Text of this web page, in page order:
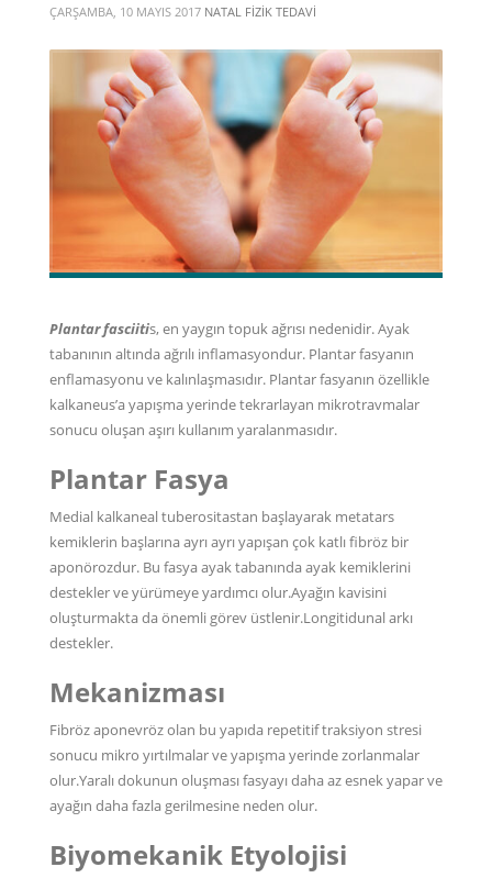
ÇARŞAMBA, 10 MAYIS 2017 NATAL FIZIK TEDAVI
Plantar fasciitis, en yaygın topuk ağrısı nedenidir. Ayak
tabanının altında ağrılı inflamasyondur. Plantar fasyanın
enflamasyonu ve kalınlaşmasıdır. Plantar fasyanın özellikle
kalkaneus’a yapışma yerinde tekrarlayan mikrotravmalar
sonucu oluşan aşırı kullanım yaralanmasıdır.
Plantar Fasya
Medial kalkaneal tuberositastan başlayarak metatars
kemiklerin başlarına ayrı ayrı yapışan çok katlı fibröz bir
aponörozdur. Bu fasya ayak tabanında ayak kemiklerini
destekler ve yürümeye yardımcı olur.Ayağın kavisini
oluşturmakta da önemli görev üstlenir.Longitidunal arkı
destekler.
Mekanizması
Fibröz aponevröz olan bu yapıda repetitif traksiyon stresi
sonucu mikro yırtılmalar ve yapışma yerinde zorlanmalar
olur.Yaralı dokunun oluşması fasyayı daha az esnek yapar ve
ayağın daha fazla gerilmesine neden olur.
Biyomekanik Etyolojisi